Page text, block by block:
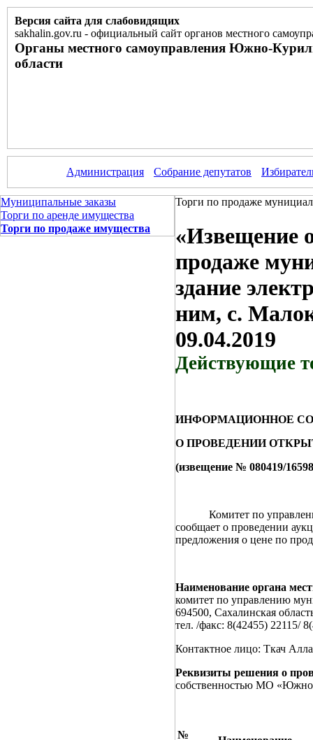
Версия сайта для слабовидящих
sakhalin.gov.ru - официальный сайт органов местного
Органы местного самоуправления Южно-
области
Администрация Собрание депутатов
Муниципальные заказы
Торги по аренде имущества
Торги по продаже имущества
Торги по продаже
«Извещение
продаже
здание
ним, с.
09.04.2019
Действующие
ИНФОРМАЦИОННОЕ
О ПРОВЕДЕНИИ
(извещение № 080419/
Комитет по управлению
сообщает о проведении
предложения о цене по
Наименование органа
комитет по управлению
694500, Сахалинская
тел. /факс: 8(42455) 22115/
Контактное лицо: Ткач
Реквизиты решения о
собственностью МО «Южно-
№